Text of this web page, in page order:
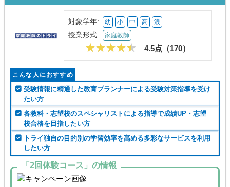
対象学年: 幼 小 中 高 浪
授業形式: 家庭教師
4.5点（170）
こんな人におすすめ
受験情報に精通した教育プランナーによる受験対策指導を受け
たい方
各教科・志望校のスペシャリストによる指導で成績UP・志望
校合格を目指したい方
トライ独自の目的別の学習効率を高める多彩なサービスを利用
したい方
「2回体験コース」の情報